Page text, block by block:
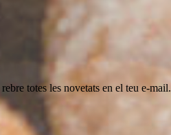
totes les novetats en el teu e-mail.